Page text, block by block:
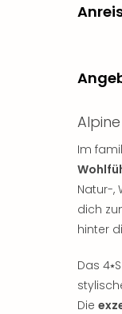
Alpine
Im
Natur-,
dich
hinter
Das
Die